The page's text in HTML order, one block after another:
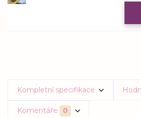
Kompletní specifikace
Komentáře 0